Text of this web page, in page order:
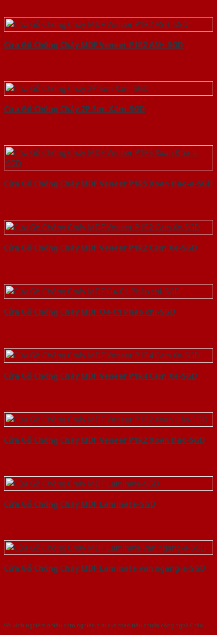
Cửa Gỗ Chống Cháy MDF Veneer P1R2 ASH-SGD
Cửa Gỗ Chống Cháy 2P Sơn Xám-SGD
Cửa Gỗ Chống Cháy MDF Veneer P1R5 Xoan Đào-a-SGD
Cửa Gỗ Chống Cháy MDF Veneer P1R2 Căm Xe-SGD
Cửa Gỗ Chống Cháy MDF O4-C1 Phào chi-SGD
Cửa Gỗ Chống Cháy MDF Veneer P1R4 Căm Xe-SGD
Cửa Gỗ Chống Cháy MDF Veneer P1R2 Xoan Đào-SGD
Cửa Gỗ Chống Cháy MDF Laminate-SGD
Cửa Gỗ Chống Cháy MDF Laminate van ngang-a-SGD
Với kinh nghiệm nhiêu năm nghiên cứu cửa theo tiêu chuẩn công nghệ Châu